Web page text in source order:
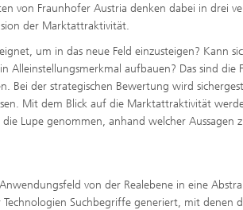
von Fraunhofer Austria denken dabei in drei
der Marktattraktivität.
um in das neue Feld einzusteigen? Kann
Alleinstellungsmerkmal aufbauen? Das sind die
Bei der strategischen Bewertung wird
Mit dem Blick auf die Marktattraktivität
Lupe genommen, anhand welcher Aussagen
von der Realebene in eine
Suchbegriffe generiert, mit denen